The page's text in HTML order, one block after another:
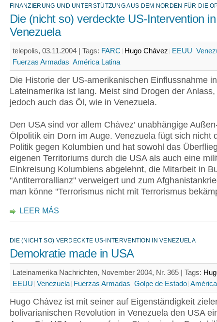
FINANZIERUNG UND UNTERSTÜTZUNG AUS DEM NORDEN FÜR DIE
Die (nicht so) verdeckte US-Intervention in
Venezuela
telepolis, 03.11.2004 | Tags: FARC Hugo Chávez EEUU
Fuerzas Armadas América Latina
Die Historie der US-amerikanischen Einflussnahme in
Lateinamerika ist lang. Meist sind Drogen der
jedoch auch das Öl, wie in Venezuela.
Den USA sind vor allem Chávez’ unabhängige
Ölpolitik ein Dorn im Auge. Venezuela fügt sich nicht
Politik gegen Kolumbien und hat sowohl das
eigenen Territoriums durch die USA als auch eine
Einkreisung Kolumbiens abgelehnt, die Mitarbeit in
"Antiterrorallianz" verweigert und zum
man könne "Terrorismus nicht mit Terrorismus
LEER MÁS
DIE (NICHT SO) VERDECKTE US-INTERVENTION IN VENEZUELA
Demokratie made in USA
Lateinamerika Nachrichten, November 2004, Nr. 365 | Tags:
EEUU Venezuela Fuerzas Armadas Golpe de Estado
Hugo Chávez ist mit seiner auf Eigenständigkeit
bolivarianischen Revolution in Venezuela den USA